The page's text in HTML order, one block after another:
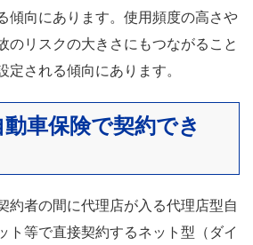
傾向にあります。使用頻度の高さや
のリスクの大きさにもつながること
定される傾向にあります。
車保険で契約でき
約者の間に代理店が入る代理店型自
ト等で直接契約するネット型（ダイ